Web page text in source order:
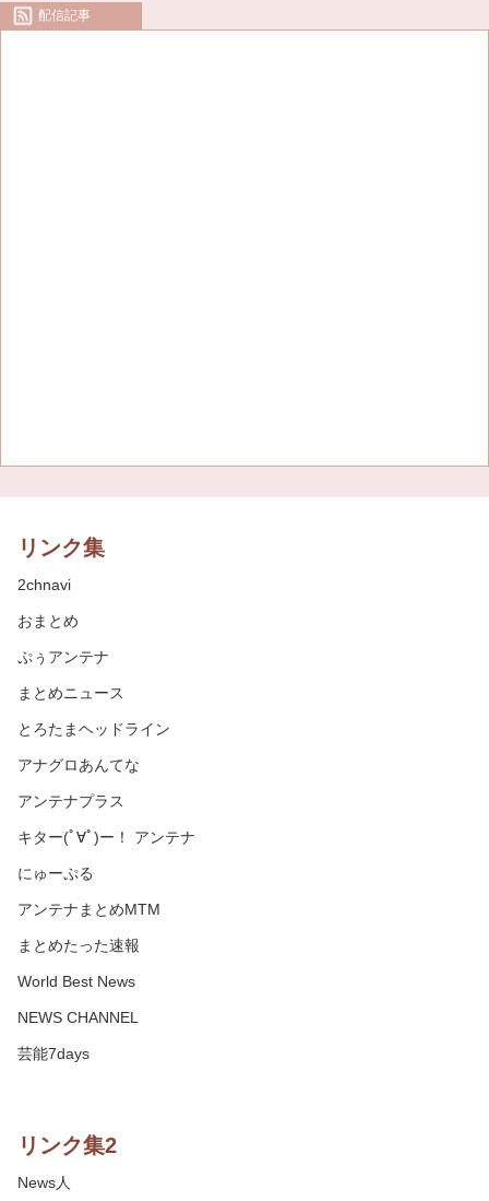
配信記事
リンク集
2chnavi
おまとめ
ぷぅアンテナ
まとめニュース
とろたまヘッドライン
アナグロあんてな
アンテナプラス
キター(ﾟ∀ﾟ)ー！ アンテナ
にゅーぷる
アンテナまとめMTM
まとめたった速報
World Best News
NEWS CHANNEL
芸能7days
リンク集2
News人